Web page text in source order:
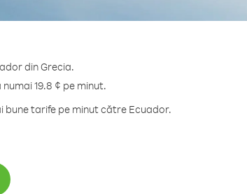
din Grecia.
19.8 ¢ pe minut.
bune tarife pe minut către Ecuador.